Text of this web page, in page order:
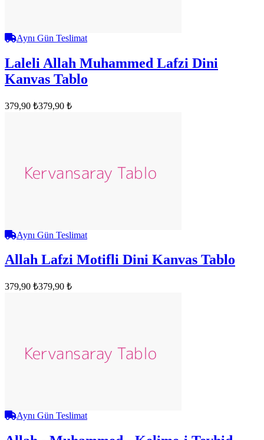
Aynı Gün Teslimat
Laleli Allah Muhammed Lafzi Dini
Kanvas Tablo
379,90 ₺379,90 ₺
Aynı Gün Teslimat
Allah Lafzi Motifli Dini Kanvas Tablo
379,90 ₺379,90 ₺
Aynı Gün Teslimat